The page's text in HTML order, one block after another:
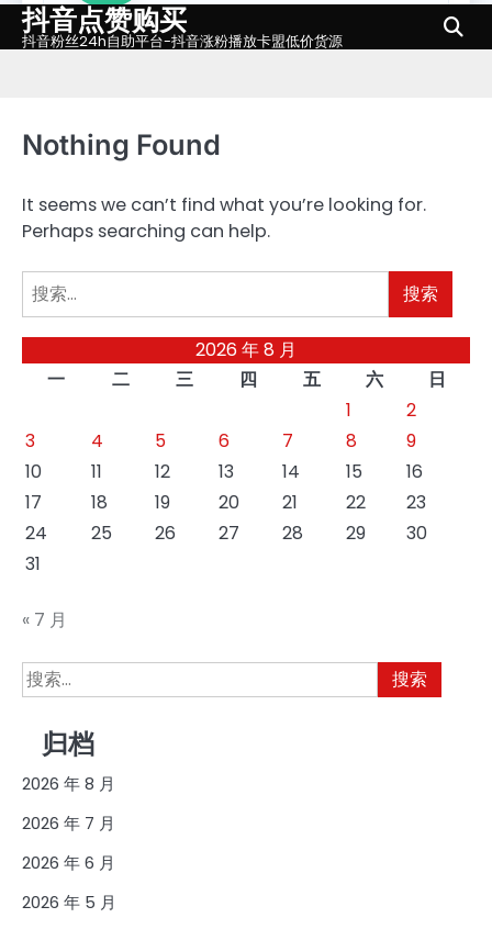
Skip抖音点赞购买
抖音粉丝24h自助平台-抖音涨粉播放卡盟低价货源
Nothing Found
It seems we can’t find what you’re looking for.
Perhaps searching can help.
搜
索：
2026 年 8 月
一
二 三 四 五 六
日
1
2
3
4 5 6 7 8
9
10
11 12 13 14 15
16
17
18 19 20 21 22
23
24
25 26 27 28 29
30
31
« 7 月
搜
索：
归档
2026 年 8 月
2026 年 7 月
2026 年 6 月
2026 年 5 月